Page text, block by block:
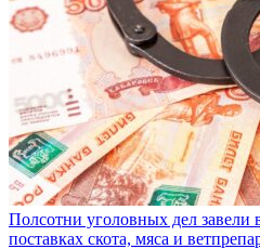
Полсотни уголовных дел
поставках скота, мяса и